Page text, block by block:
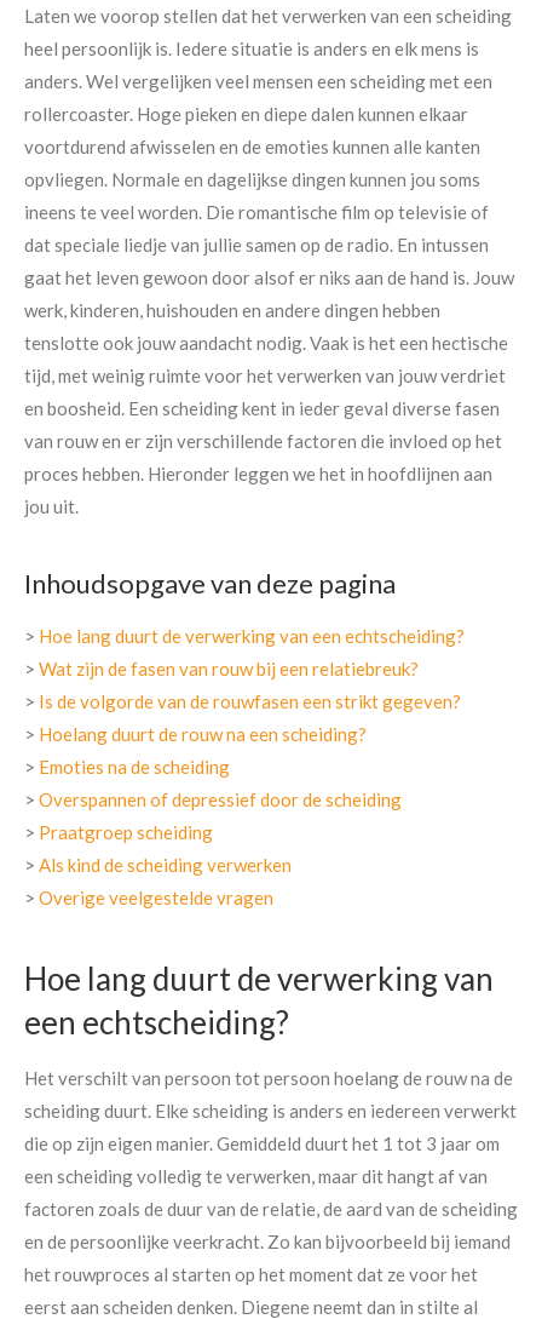
Laten we voorop stellen dat het verwerken van een scheiding
heel persoonlijk is. Iedere situatie is anders en elk mens is
anders. Wel vergelijken veel mensen een scheiding met een
rollercoaster. Hoge pieken en diepe dalen kunnen elkaar
voortdurend afwisselen en de emoties kunnen alle kanten
opvliegen. Normale en dagelijkse dingen kunnen jou soms
ineens te veel worden. Die romantische film op televisie of
dat speciale liedje van jullie samen op de radio. En intussen
gaat het leven gewoon door alsof er niks aan de hand is. Jouw
werk, kinderen, huishouden en andere dingen hebben
tenslotte ook jouw aandacht nodig. Vaak is het een hectische
tijd, met weinig ruimte voor het verwerken van jouw verdriet
en boosheid. Een scheiding kent in ieder geval diverse fasen
van rouw en er zijn verschillende factoren die invloed op het
proces hebben. Hieronder leggen we het in hoofdlijnen aan
jou uit.
Inhoudsopgave van deze pagina
> Hoe lang duurt de verwerking van een echtscheiding?
> Wat zijn de fasen van rouw bij een relatiebreuk?
> Is de volgorde van de rouwfasen een strikt gegeven?
> Hoelang duurt de rouw na een scheiding?
> Emoties na de scheiding
> Overspannen of depressief door de scheiding
> Praatgroep scheiding
> Als kind de scheiding verwerken
> Overige veelgestelde vragen
Hoe lang duurt de verwerking van
een echtscheiding?
Het verschilt van persoon tot persoon hoelang de rouw na de
scheiding duurt. Elke scheiding is anders en iedereen verwerkt
die op zijn eigen manier. Gemiddeld duurt het 1 tot 3 jaar om
een scheiding volledig te verwerken, maar dit hangt af van
factoren zoals de duur van de relatie, de aard van de scheiding
en de persoonlijke veerkracht. Zo kan bijvoorbeeld bij iemand
het rouwproces al starten op het moment dat ze voor het
eerst aan scheiden denken. Diegene neemt dan in stilte al